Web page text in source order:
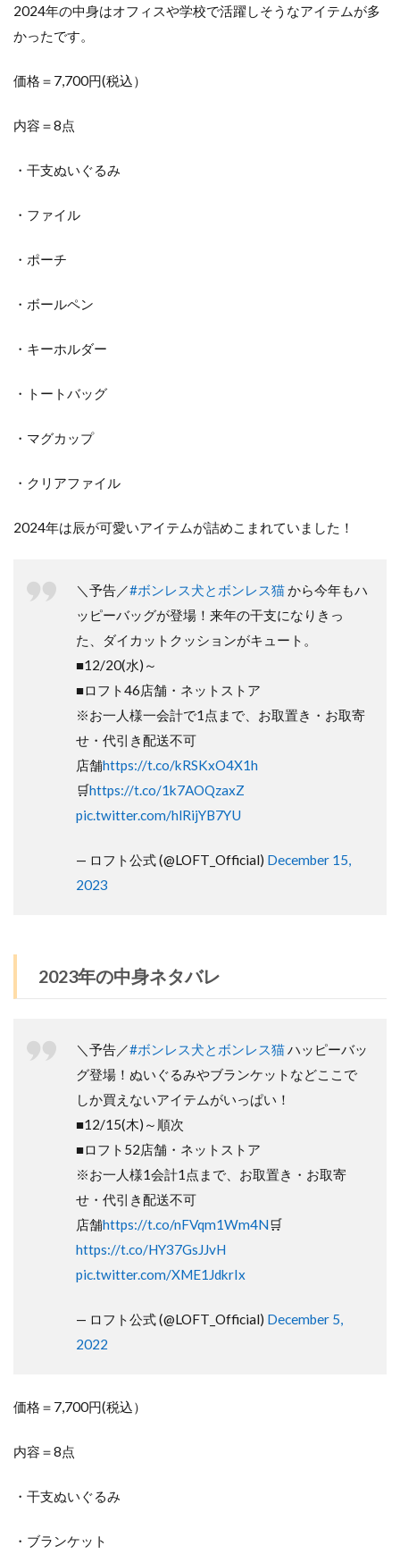
2024年の中身はオフィスや学校で活躍しそうなアイテムが多
かったです。
価格＝7,700円(税込）
内容＝8点
・干支ぬいぐるみ
・ファイル
・ポーチ
・ボールペン
・キーホルダー
・トートバッグ
・マグカップ
・クリアファイル
2024年は辰が可愛いアイテムが詰めこまれていました！
＼予告／#ボンレス犬とボンレス猫から今年もハ
ッピーバッグが登場！来年の干支になりきっ
た、ダイカットクッションがキュート。
■12/20(水)～
■ロフト46店舗・ネットストア
※お一人様一会計で1点まで、お取置き・お取寄
せ・代引き配送不可
店舗https://t.co/kRSKxO4X1h
🛒https://t.co/1k7AOQzaxZ
pic.twitter.com/hlRijYB7YU
— ロフト公式 (@LOFT_Official) December 15,
2023
2023年の中身ネタバレ
＼予告／#ボンレス犬とボンレス猫ハッピーバッ
グ登場！ぬいぐるみやブランケットなどここで
しか買えないアイテムがいっぱい！
■12/15(木)～順次
■ロフト52店舗・ネットストア
※お一人様1会計1点まで、お取置き・お取寄
せ・代引き配送不可
店舗https://t.co/nFVqm1Wm4N🛒
https://t.co/HY37GsJJvH
pic.twitter.com/XME1JdkrIx
— ロフト公式 (@LOFT_Official) December 5,
2022
価格＝7,700円(税込）
内容＝8点
・干支ぬいぐるみ
・ブランケット